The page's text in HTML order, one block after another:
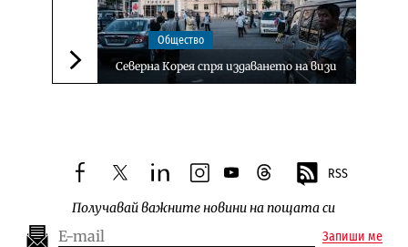
Следваща новина
Общество
Северна Корея спря издаването на визи
facebooktwitterlinkedininstagram
youtubethreads RSS
Получавай важните новини на пощата си
Запиши ме